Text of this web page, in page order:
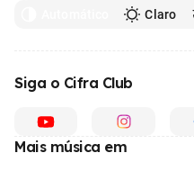
Claro
Siga o Cifra Club
Mais música em